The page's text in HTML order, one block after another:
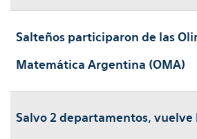
Salteños participaron de las
Matemática Argentina (OMA)
Salvo 2 departamentos, vuelve